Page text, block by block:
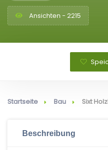
Ansichten - 2215
Startseite Bau Sixt
Beschreibung